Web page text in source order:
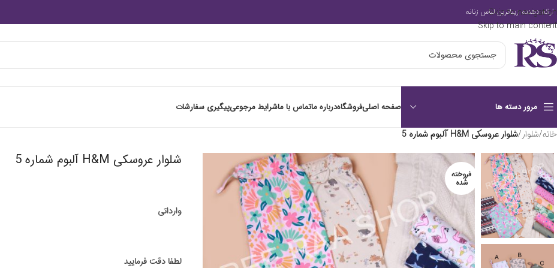
Skip to navigation
Skip to main content
ارائه دهنده زیباترین لباس زنانه
مرور دسته ها صفحه اصلیفروشگاهدرباره ماتماس با ماشرایط مرجوعیپیگیری سفارشات
خانه/شلوار/شلوار عروسکی H&M آلبوم شماره 5
فروخته
شده
شلوار عروسکی H&M آلبوم شماره 5
وارداتی
لطفا دقت فرمایید